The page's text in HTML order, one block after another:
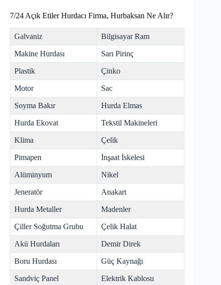
7/24 Açık Etiler Hurdacı Firma, Hurbaksan Ne Alır?
Galvaniz Bilgisayar Ram
Makine Hurdası Sarı Pirinç
Plastik Çinko
Motor Sac
Soyma Bakır Hurda Elmas
Hurda Ekovat Tekstil Makineleri
Klima Çelik
Pimapen İnşaat İskelesi
Alüminyum Nikel
Jeneratör Anakart
Hurda Metaller Madenler
Çiller Soğutma Grubu Çelik Halat
Akü Hurdaları Demir Direk
Boru Hurdası Güç Kaynağı
Sandviç Panel Elektrik Kablosu